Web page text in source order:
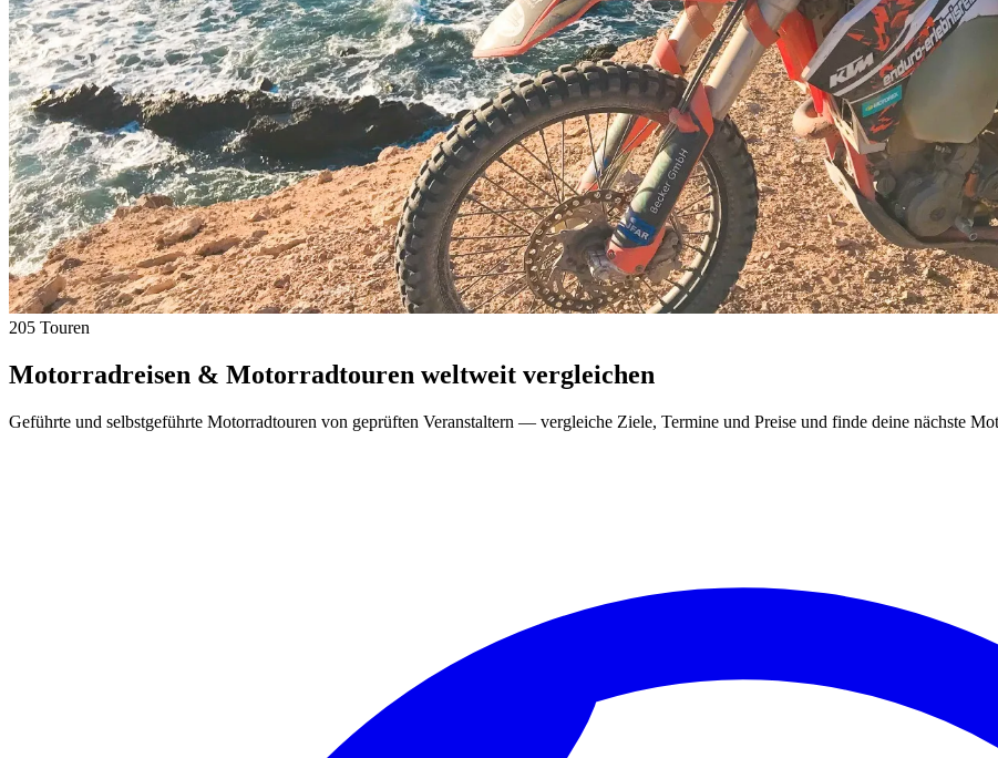
205 Touren
Motorradreisen & Motorradtouren weltweit vergleichen
Geführte und selbstgeführte Motorradtouren von geprüften Veranstaltern — vergleiche Ziele, Termine und Preise und finde deine nächste